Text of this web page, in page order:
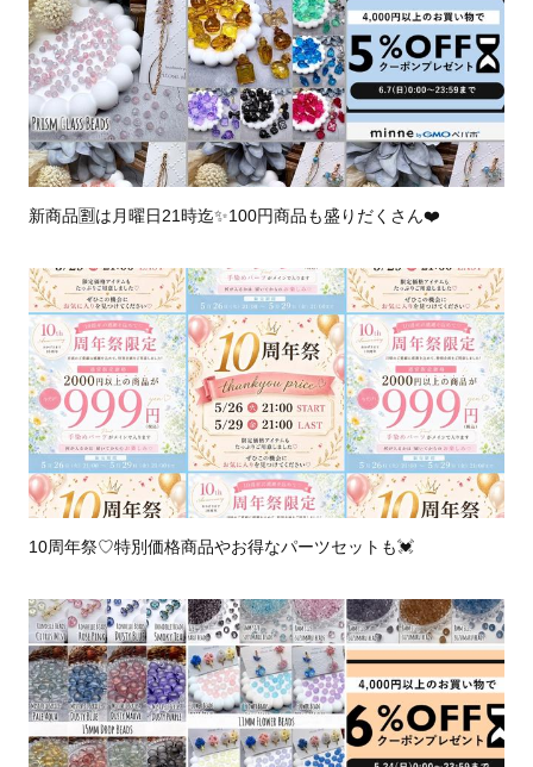
新商品🈹は月曜日21時迄✨️100円商品も盛りだくさん❤️